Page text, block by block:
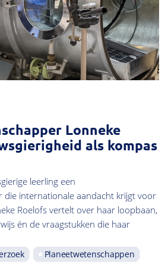
Lonneke
als kompas
leerling een
die internationale aandacht krijgt voor
Roelofs vertelt over haar loopbaan,
én de vraagstukken die haar
Planeetwetenschappen